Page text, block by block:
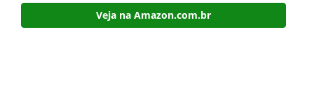
Veja na Amazon.com.br